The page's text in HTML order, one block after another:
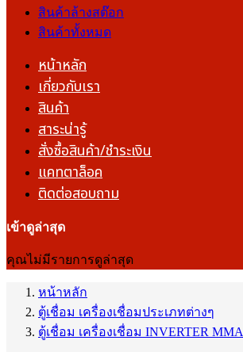
สินค้าล้างสต๊อก
สินค้าทั้งหมด
หน้าหลัก
เกี่ยวกับเรา
สินค้า
สาระน่ารู้
สั่งซื้อสินค้า/ชำระเงิน
แคทตาล็อค
ติดต่อสอบถาม
เข้าดูล่าสุด
คุณไม่มีรายการดูล่าสุด
หน้าหลัก
ตู้เชื่อม เครื่องเชื่อมประเภทต่างๆ
ตู้เชื่อม เครื่องเชื่อม INVERTER MMA